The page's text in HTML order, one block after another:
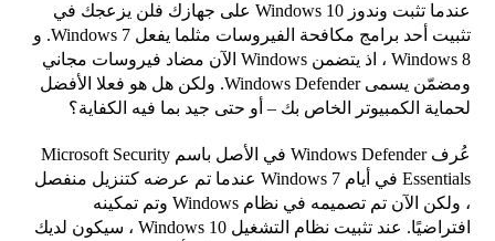
عندما تثبت وندوز Windows 10 على جهازك فلن يزعجك في
تثبيت أحد برامج مكافحة الفيروسات مثلما يفعل Windows 7. و
Windows 8 ، اذ يتضمن Windows الآن مضاد فيروسات مجاني
ومضمّن يسمى Windows Defender. ولكن هل هو فعلا الأفضل
لحماية الكمبيوتر الخاص بك – أو حتى جيد بما فيه الكفاية؟
عُرف Windows Defender في الأصل باسم Microsoft Security
Essentials في أيام Windows 7 عندما تم عرضه كتنزيل منفصل
، ولكن الآن تم تصميمه في نظام Windows وتم تمكينه
افتراضيًا. عند تثبيت نظام التشغيل Windows 10 ، سيكون لديك